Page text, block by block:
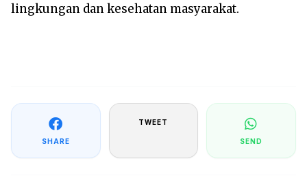
lingkungan dan kesehatan masyarakat.
SHARE
TWEET
SEND